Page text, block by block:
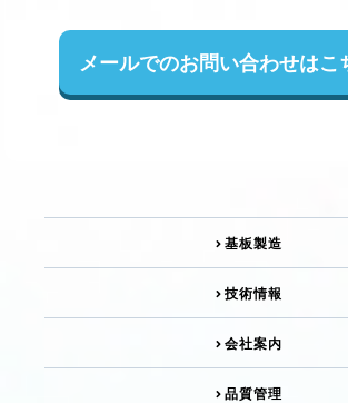
メールでのお問い合わせはこ
基板製造
技術情報
会社案内
品質管理